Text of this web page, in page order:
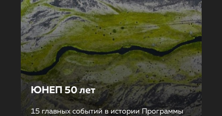
ЮНЕП 50 лет
15 главных событий в истории Программы